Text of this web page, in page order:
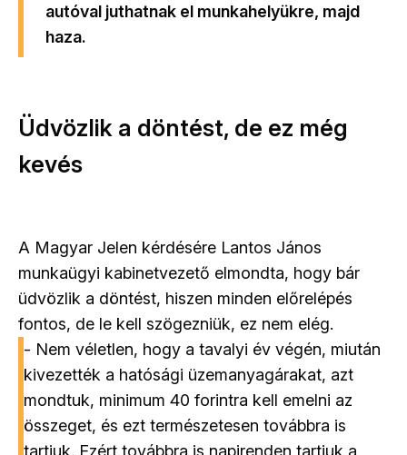
autóval juthatnak el munkahelyükre, majd
haza.
Üdvözlik a döntést, de ez még
kevés
A Magyar Jelen kérdésére Lantos János
munkaügyi kabinetvezető elmondta, hogy bár
üdvözlik a döntést, hiszen minden előrelépés
fontos, de le kell szögezniük, ez nem elég.
- Nem véletlen, hogy a tavalyi év végén, miután
kivezették a hatósági üzemanyagárakat, azt
mondtuk, minimum 40 forintra kell emelni az
összeget, és ezt természetesen továbbra is
tartjuk. Ezért továbbra is napirenden tartjuk a